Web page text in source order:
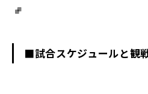
■試合スケジュールと観